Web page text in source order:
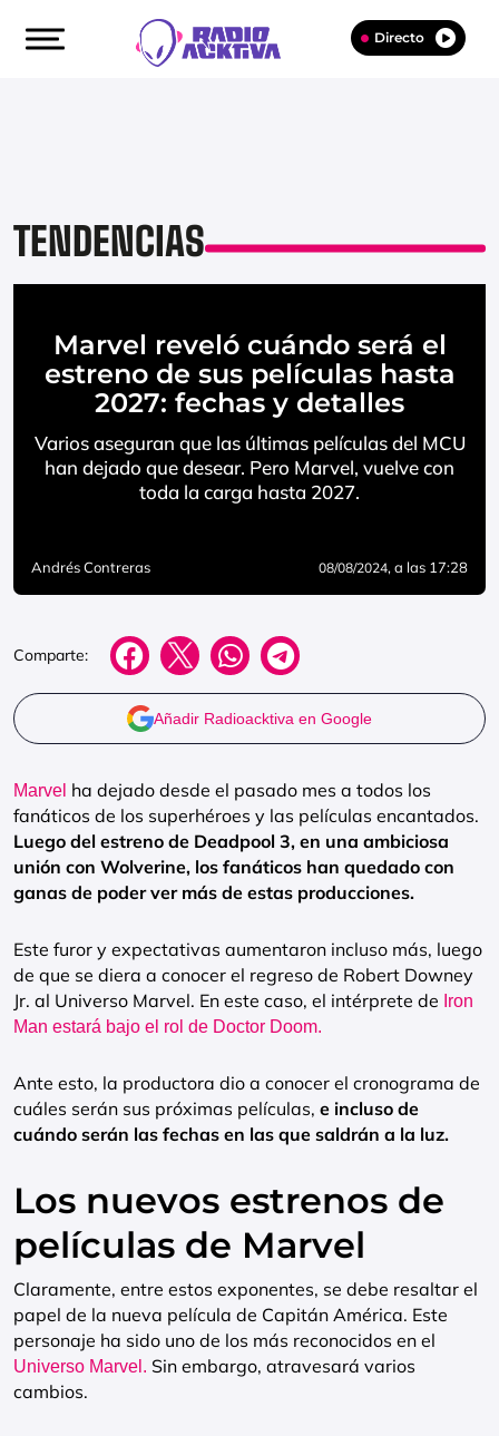
Directo
TENDENCIAS
Marvel reveló cuándo será el
estreno de sus películas hasta
2027: fechas y detalles
Varios aseguran que las últimas películas del MCU
han dejado que desear. Pero Marvel, vuelve con
toda la carga hasta 2027.
Andrés Contreras 08/08/2024, a las 17:28
Comparte:
Añadir Radioacktiva en Google
Marvel ha dejado desde el pasado mes a todos los
fanáticos de los superhéroes y las películas encantados.
Luego del estreno de Deadpool 3, en una ambiciosa
unión con Wolverine, los fanáticos han quedado con
ganas de poder ver más de estas producciones.
Este furor y expectativas aumentaron incluso más, luego
de que se diera a conocer el regreso de Robert Downey
Jr. al Universo Marvel. En este caso, el intérprete de Iron
Man estará bajo el rol de Doctor Doom.
Ante esto, la productora dio a conocer el cronograma de
cuáles serán sus próximas películas, e incluso de
cuándo serán las fechas en las que saldrán a la luz.
Los nuevos estrenos de
películas de Marvel
Claramente, entre estos exponentes, se debe resaltar el
papel de la nueva película de Capitán América. Este
personaje ha sido uno de los más reconocidos en el
Universo Marvel. Sin embargo, atravesará varios
cambios.